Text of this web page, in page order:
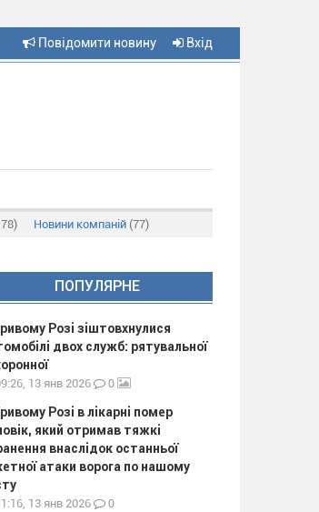
Повідомити новину Вхід
Новини компаній (77)
ПОПУЛЯРНЕ
Розі зіштовхнулися
двох служб: рятувальної
13 янв 2026 0
Розі в лікарні помер
який отримав тяжкі
внаслідок останньої
атаки ворога по нашому
13 янв 2026 0